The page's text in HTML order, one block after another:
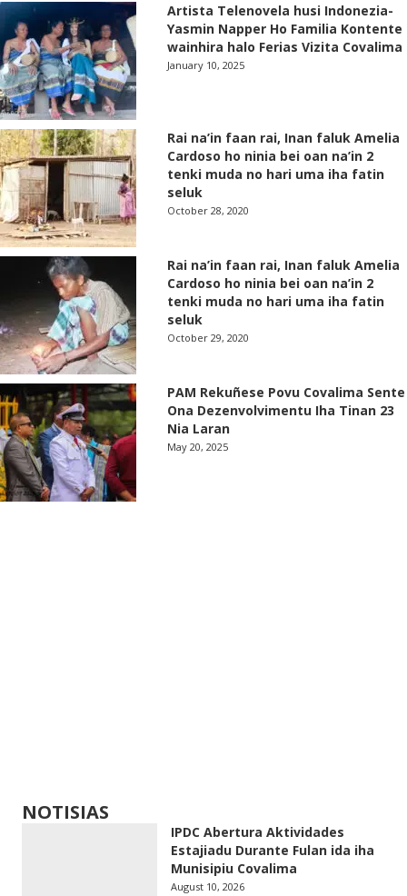
Artista Telenovela husi Indonezia-
Yasmin Napper Ho Familia Kontente
wainhira halo Ferias Vizita Covalima
January 10, 2025
Rai na’in faan rai, Inan faluk Amelia
Cardoso ho ninia bei oan na’in 2
tenki muda no hari uma iha fatin
seluk
October 28, 2020
Rai na’in faan rai, Inan faluk Amelia
Cardoso ho ninia bei oan na’in 2
tenki muda no hari uma iha fatin
seluk
October 29, 2020
PAM Rekuñese Povu Covalima Sente
Ona Dezenvolvimentu Iha Tinan 23
Nia Laran
May 20, 2025
NOTISIAS
IPDC Abertura Aktividades
Estajiadu Durante Fulan ida iha
Munisipiu Covalima
August 10, 2026